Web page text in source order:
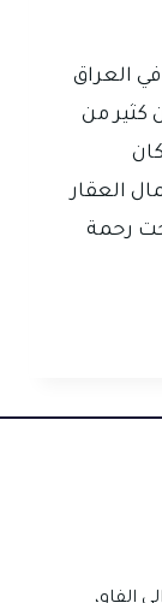
العراق
كثير من
العقار
رحمة